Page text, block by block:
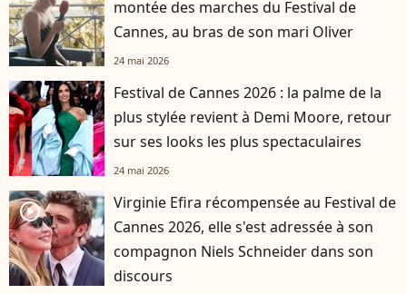
montée des marches du Festival de
Cannes, au bras de son mari Oliver
24 mai 2026
Festival de Cannes 2026 : la palme de la
plus stylée revient à Demi Moore, retour
sur ses looks les plus spectaculaires
24 mai 2026
player2
Virginie Efira récompensée au Festival de
Cannes 2026, elle s'est adressée à son
compagnon Niels Schneider dans son
discours